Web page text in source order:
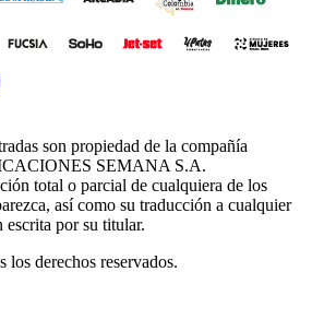
window
son propiedad de la compañía
SEMANA S.A.
total o parcial de cualquiera de los
así como su traducción a cualquier
por su titular.
derechos reservados.